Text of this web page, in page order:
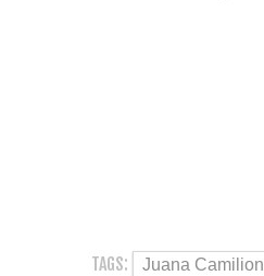
TAGS: Juana Camilion